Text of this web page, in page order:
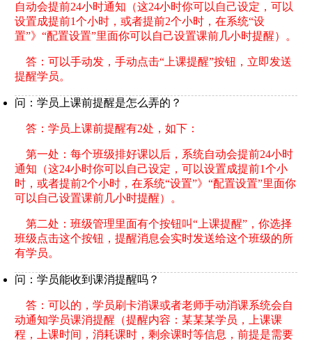
自动会提前24小时通知（这24小时你可以自己设定，可以
设置成提前1个小时，或者提前2个小时，在系统“设
置”》“配置设置”里面你可以自己设置课前几小时提醒）。
答：可以手动发，手动点击“上课提醒”按钮，立即发送
提醒学员。
问：学员上课前提醒是怎么弄的？
答：学员上课前提醒有2处，如下：
第一处：每个班级排好课以后，系统自动会提前24小时
通知（这24小时你可以自己设定，可以设置成提前1个小
时，或者提前2个小时，在系统“设置”》“配置设置”里面你
可以自己设置课前几小时提醒）。
第二处：班级管理里面有个按钮叫“上课提醒”，你选择
班级点击这个按钮，提醒消息会实时发送给这个班级的所
有学员。
问：学员能收到课消提醒吗？
答：可以的，学员刷卡消课或者老师手动消课系统会自
动通知学员课消提醒（提醒内容：某某某学员，上课课
程，上课时间，消耗课时，剩余课时等信息，前提是需要